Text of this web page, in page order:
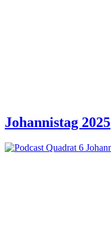
Johannistag 2025